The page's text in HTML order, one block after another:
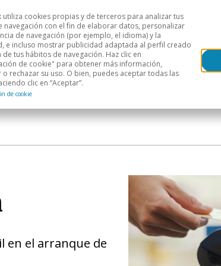
sectorial Áreas geográficas
utiliza cookies propias y de terceros para analizar tus
navegación con el fin de elaborar datos, personalizar
de navegación (por ejemplo, el idioma) y la
e incluso mostrar publicidad adaptada al perfil creado
de tus hábitos de navegación. Haz clic en
de cookie" para obtener más información,
o rechazar su uso. O bien, puedes aceptar todas las
clic en “Aceptar”.
de cookie
en el arranque de